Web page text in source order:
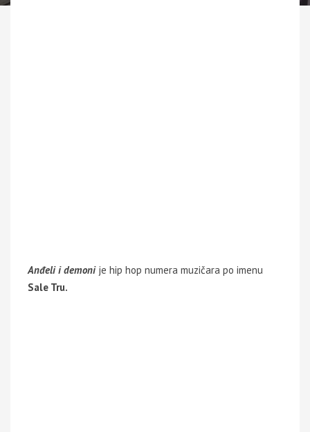
Anđeli i demoni je hip hop numera muzičara po imenu
Sale Tru.